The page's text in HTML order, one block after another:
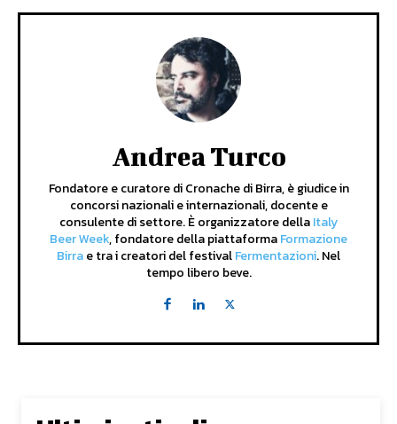
Andrea Turco
Fondatore e curatore di Cronache di Birra, è giudice in
concorsi nazionali e internazionali, docente e
consulente di settore. È organizzatore dellaItaly
Beer Week, fondatore della piattaformaFormazione
Birrae tra i creatori del festivalFermentazioni. Nel
tempo libero beve.